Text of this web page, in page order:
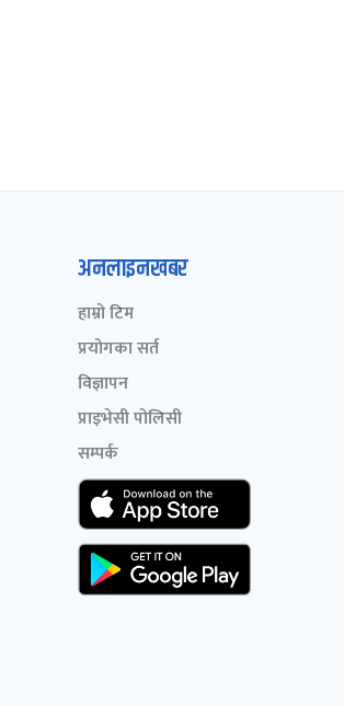
अनलाइनखबर
हाम्रो टिम
प्रयोगका सर्त
विज्ञापन
प्राइभेसी पोलिसी
सम्पर्क